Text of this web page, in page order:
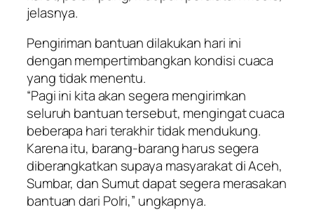
jelasnya.
Pengiriman bantuan dilakukan hari ini
dengan mempertimbangkan kondisi cuaca
yang tidak menentu.
“Pagi ini kita akan segera mengirimkan
seluruh bantuan tersebut, mengingat cuaca
beberapa hari terakhir tidak mendukung.
Karena itu, barang-barang harus segera
diberangkatkan supaya masyarakat di Aceh,
Sumbar, dan Sumut dapat segera merasakan
bantuan dari Polri,” ungkapnya.